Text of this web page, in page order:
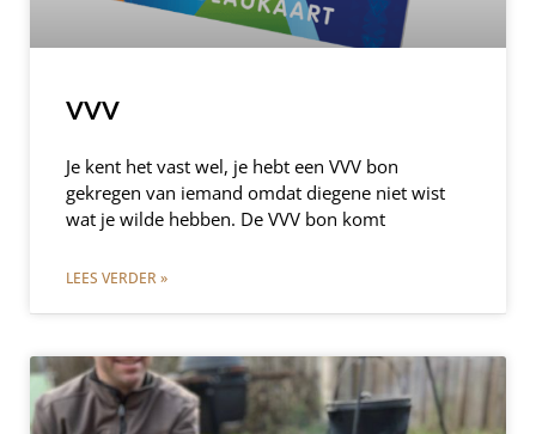
VVV
Je kent het vast wel, je hebt een VVV bon
gekregen van iemand omdat diegene niet wist
wat je wilde hebben. De VVV bon komt
LEES VERDER »